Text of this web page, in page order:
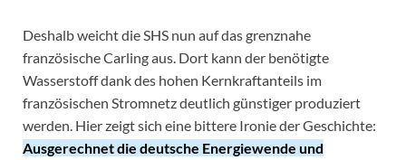
Deshalb weicht die SHS nun auf das grenznahe
französische Carling aus. Dort kann der benötigte
Wasserstoff dank des hohen Kernkraftanteils im
französischen Stromnetz deutlich günstiger produziert
werden. Hier zeigt sich eine bittere Ironie der Geschichte:
Ausgerechnet die deutsche Energiewende und